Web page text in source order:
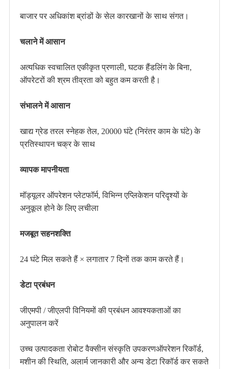
बाजार पर अधिकांश ब्रांडों के सेल कारखानों के साथ संगत।
चलाने में आसान
अत्यधिक स्वचालित एकीकृत प्रणाली, घटक हैंडलिंग के बिना,
ऑपरेटरों की श्रम तीव्रता को बहुत कम करती है।
संभालने में आसान
खाद्य ग्रेड तरल स्नेहक तेल, 20000 घंटे (निरंतर काम के घंटे) के
प्रतिस्थापन चक्र के साथ
व्यापक मापनीयता
मॉड्यूलर ऑपरेशन प्लेटफॉर्म, विभिन्न एप्लिकेशन परिदृश्यों के
अनुकूल होने के लिए लचीला
मजबूत सहनशक्ति
24 घंटे मिल सकते हैं × लगातार 7 दिनों तक काम करते हैं।
डेटा प्रबंधन
जीएमपी / जीएलपी विनियमों की प्रबंधन आवश्यकताओं का
अनुपालन करें
उच्च उत्पादकता रोबोट वैक्सीन संस्कृति उपकरणऑपरेशन रिकॉर्ड,
मशीन की स्थिति, अलार्म जानकारी और अन्य डेटा रिकॉर्ड कर सकते